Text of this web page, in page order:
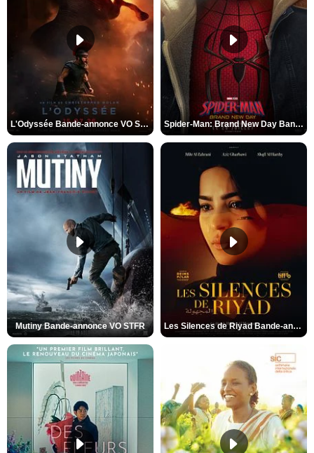
L'Odyssée Bande-annonce VO STFR Spider-Man: Brand New Day Bande-annonce VO STFR
Mutiny Bande-annonce VO STFR Les Silences de Riyad Bande-annonce VO STFR